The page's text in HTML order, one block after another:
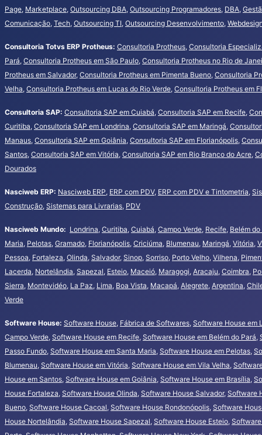
Page, Marketplace, Outsourcing DBA, Outsourcing Programadores, DBA,
Comunicação, Tech, Outsourcing TI, Outsourcing Desenvolvimento,
Consultoria Totvs ERP Protheus: Consultoria Protheus, Consultoria
Pará, Consultoria Protheus em São Paulo, Consultoria Protheus no Rio de
Protheus em Salvador, Consultoria Protheus em Pimenta Bueno, Consultoria
Velha, Consultoria Protheus em Lucas do Rio Verde, Consultoria Protheus em
Consultoria SAP: Consultoria SAP em Cuiabá, Consultoria SAP em Recife,
Curitiba, Consultoria SAP em Londrina, Consultoria SAP em Maringá,
Manaus, Consultoria SAP em Goiânia, Consultoria SAP em Florianópolis,
Santos, Consultoria SAP em Vitória, Consultoria SAP em Rio Branco do Acre,
Dourados
Nasciweb ERP: Nasciweb ERP, ERP com PDV, ERP com PDV e Tintometria,
Construção, Sistemas para Livrarias, PDV
Nasciweb Mundo: Londrina, Curitiba, Cuiabá, Campo Verde, Recife, Belém do
Maria, Pelotas, Gramado, Florianópolis, Criciúma, Blumenau, Maringá, Vitória,
Pessoa, Fortaleza, Olinda, Salvador, Sinop, Sorriso, Porto Velho, Vilhena,
Lacerda, Nortelândia, Sapezal, Esteio, Maceió, Maragogi, Aracaju, Coimbra,
Sierra, Montevidéo, La Paz, Lima, Boa Vista, Macapá, Alegrete, Argentina,
Verde
Software House: Software House, Fábrica de Softwares, Software House em
Campo Verde, Software House em Recife, Software House em Belém do Pará,
Passo Fundo, Software House em Santa Maria, Software House em Pelotas,
Blumenau, Software House em Vitória, Software House em Vila Velha,
House em Santos, Software House em Goiânia, Software House em Brasília,
House Fortaleza, Software House Olinda, Software House Salvador, Software
Bueno, Software House Cacoal, Software House Rondonópolis, Software
House Nortelândia, Software House Sapezal, Software House Esteio,